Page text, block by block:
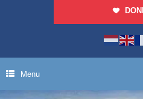
Menu